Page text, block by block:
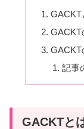
GACKT
GACKT
GACKT
記事
GACKTと